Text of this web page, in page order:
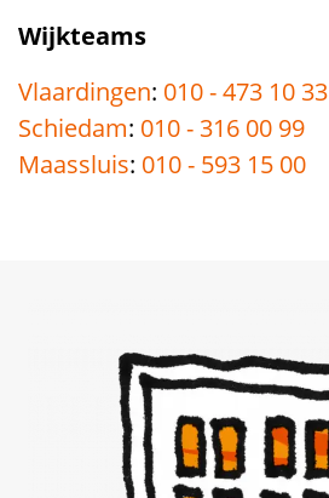
Wijkteams
Vlaardingen: 010 - 473 10 33
Schiedam: 010 - 316 00 99
Maassluis: 010 - 593 15 00